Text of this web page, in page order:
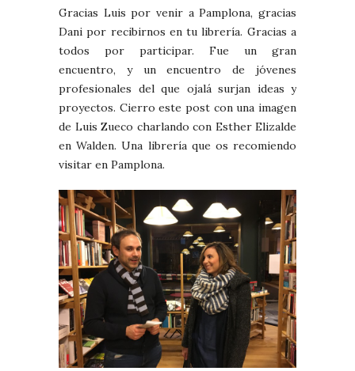
Gracias Luis por venir a Pamplona, gracias
Dani por recibirnos en tu librería. Gracias a
todos por participar. Fue un gran
encuentro, y un encuentro de jóvenes
profesionales del que ojalá surjan ideas y
proyectos. Cierro este post con una imagen
de Luis Zueco charlando con Esther Elizalde
en Walden. Una librería que os recomiendo
visitar en Pamplona.